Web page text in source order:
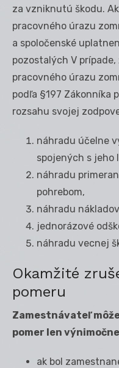
za vzniknutú škodu.
pracovného úrazu
a spoločenské
pozostalých V
pracovného úrazu
podľa §197 Zákonníka
rozsahu svojej
náhradu účelne
spojených s jeho
náhradu
pohrebom,
náhradu
jednorázové
náhradu vecnej
Okamžité
pomeru
Zamestnávateľ
pomer len výnimočne
ak bol